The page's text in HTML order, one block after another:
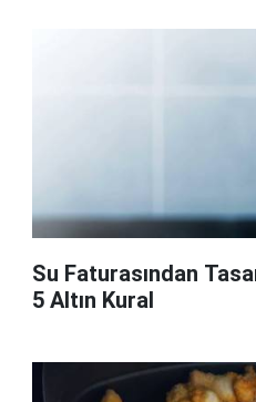
Su Faturasından
5 Altın Kural